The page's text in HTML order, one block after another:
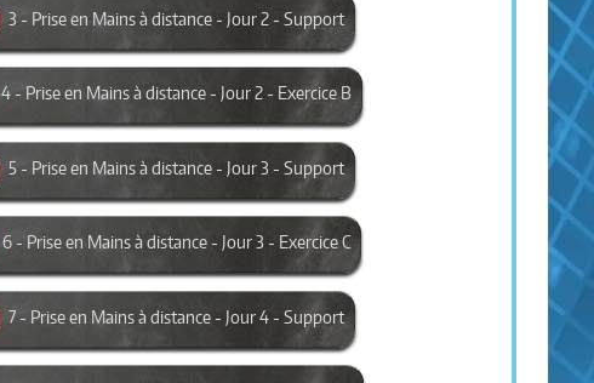
3 - Prise en Mains à distance - Jour 2 - Support
4 - Prise en Mains à distance - Jour 2 - Exercice B
5 - Prise en Mains à distance - Jour 3 - Support
6 - Prise en Mains à distance - Jour 3 - Exercice C
7 - Prise en Mains à distance - Jour 4 - Support